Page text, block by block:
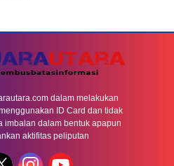
dalam melakukan
ID Card dan tidak
imbalan dalam bentuk apapun
aktifitas peliputan